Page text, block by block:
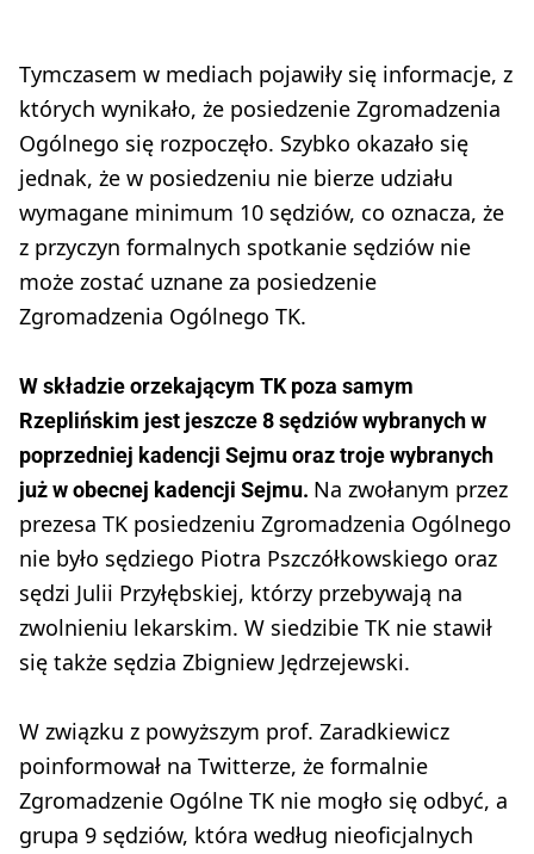
Tymczasem w mediach pojawiły się informacje, z
których wynikało, że posiedzenie Zgromadzenia
Ogólnego się rozpoczęło. Szybko okazało się
jednak, że w posiedzeniu nie bierze udziału
wymagane minimum 10 sędziów, co oznacza, że
z przyczyn formalnych spotkanie sędziów nie
może zostać uznane za posiedzenie
Zgromadzenia Ogólnego TK.
W składzie orzekającym TK poza samym
Rzeplińskim jest jeszcze 8 sędziów wybranych w
poprzedniej kadencji Sejmu oraz troje wybranych
już w obecnej kadencji Sejmu. Na zwołanym przez
prezesa TK posiedzeniu Zgromadzenia Ogólnego
nie było sędziego Piotra Pszczółkowskiego oraz
sędzi Julii Przyłębskiej, którzy przebywają na
zwolnieniu lekarskim. W siedzibie TK nie stawił
się także sędzia Zbigniew Jędrzejewski.
W związku z powyższym prof. Zaradkiewicz
poinformował na Twitterze, że formalnie
Zgromadzenie Ogólne TK nie mogło się odbyć, a
grupa 9 sędziów, która według nieoficjalnych